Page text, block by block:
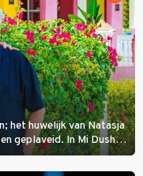
het huwelijk van Natasja
geplaveid. In Mi Dushi:
het showbizzkoppel mee